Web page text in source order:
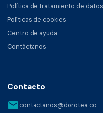
Política de tratamiento de datos
Políticas de cookies
Centro de ayuda
Contáctanos
Contacto
emailcontactanos@dorotea.co